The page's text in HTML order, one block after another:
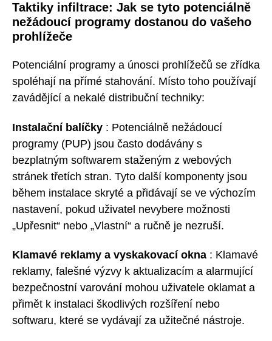
Taktiky infiltrace: Jak se tyto potenciálně
nežádoucí programy dostanou do vašeho
prohlížeče
Potenciální programy a únosci prohlížečů se zřídka
spoléhají na přímé stahování. Místo toho používají
zavádějící a nekalé distribuční techniky:
Instalační balíčky : Potenciálně nežádoucí
programy (PUP) jsou často dodávány s
bezplatným softwarem staženým z webových
stránek třetích stran. Tyto další komponenty jsou
během instalace skryté a přidávají se ve výchozím
nastavení, pokud uživatel nevybere možnosti
„Upřesnit“ nebo „Vlastní“ a ručně je nezruší.
Klamavé reklamy a vyskakovací okna : Klamavé
reklamy, falešné výzvy k aktualizacím a alarmující
bezpečnostní varování mohou uživatele oklamat a
přimět k instalaci škodlivých rozšíření nebo
softwaru, které se vydávají za užitečné nástroje.